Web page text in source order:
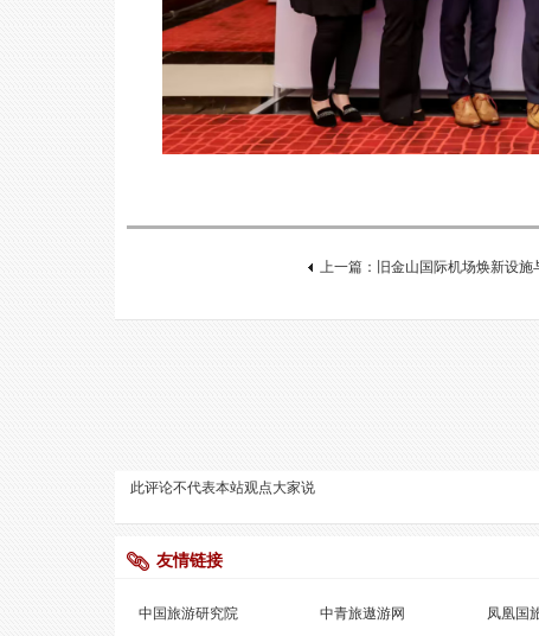
上一篇：旧金山国际机场焕新设
此评论不代表本站观点大家说
友情链接
中国旅游研究院 中青旅遨游网 凤凰国